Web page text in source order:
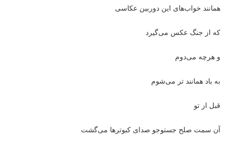
همانند خواب‌های این دوربین عکاسی
که از جنگ عکس می‌گیرد
و هرچه می‌دوم
به باد همانند تر می‌شوم
قبل از تو
آن سمت صلح جستوجو صدای کبوترها می‌گشت